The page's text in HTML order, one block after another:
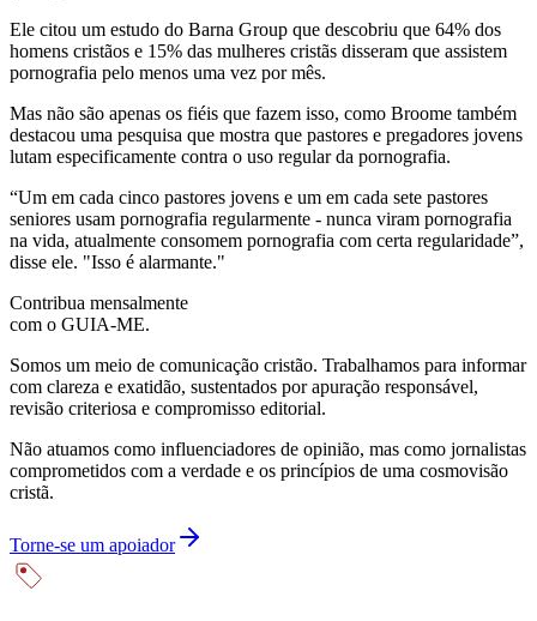
Ele citou um estudo do Barna Group que descobriu que 64% dos
homens cristãos e 15% das mulheres cristãs disseram que assistem
pornografia pelo menos uma vez por mês.
Mas não são apenas os fiéis que fazem isso, como Broome também
destacou uma pesquisa que mostra que pastores e pregadores jovens
lutam especificamente contra o uso regular da pornografia.
“Um em cada cinco pastores jovens e um em cada sete pastores
seniores usam pornografia regularmente - nunca viram pornografia
na vida, atualmente consomem pornografia com certa regularidade”,
disse ele. "Isso é alarmante."
Contribua mensalmente
com o GUIA-ME.
Somos um meio de comunicação cristão. Trabalhamos para informar
com clareza e exatidão, sustentados por apuração responsável,
revisão criteriosa e compromisso editorial.
Não atuamos como influenciadores de opinião, mas como jornalistas
comprometidos com a verdade e os princípios de uma cosmovisão
cristã.
Torne-se um apoiador